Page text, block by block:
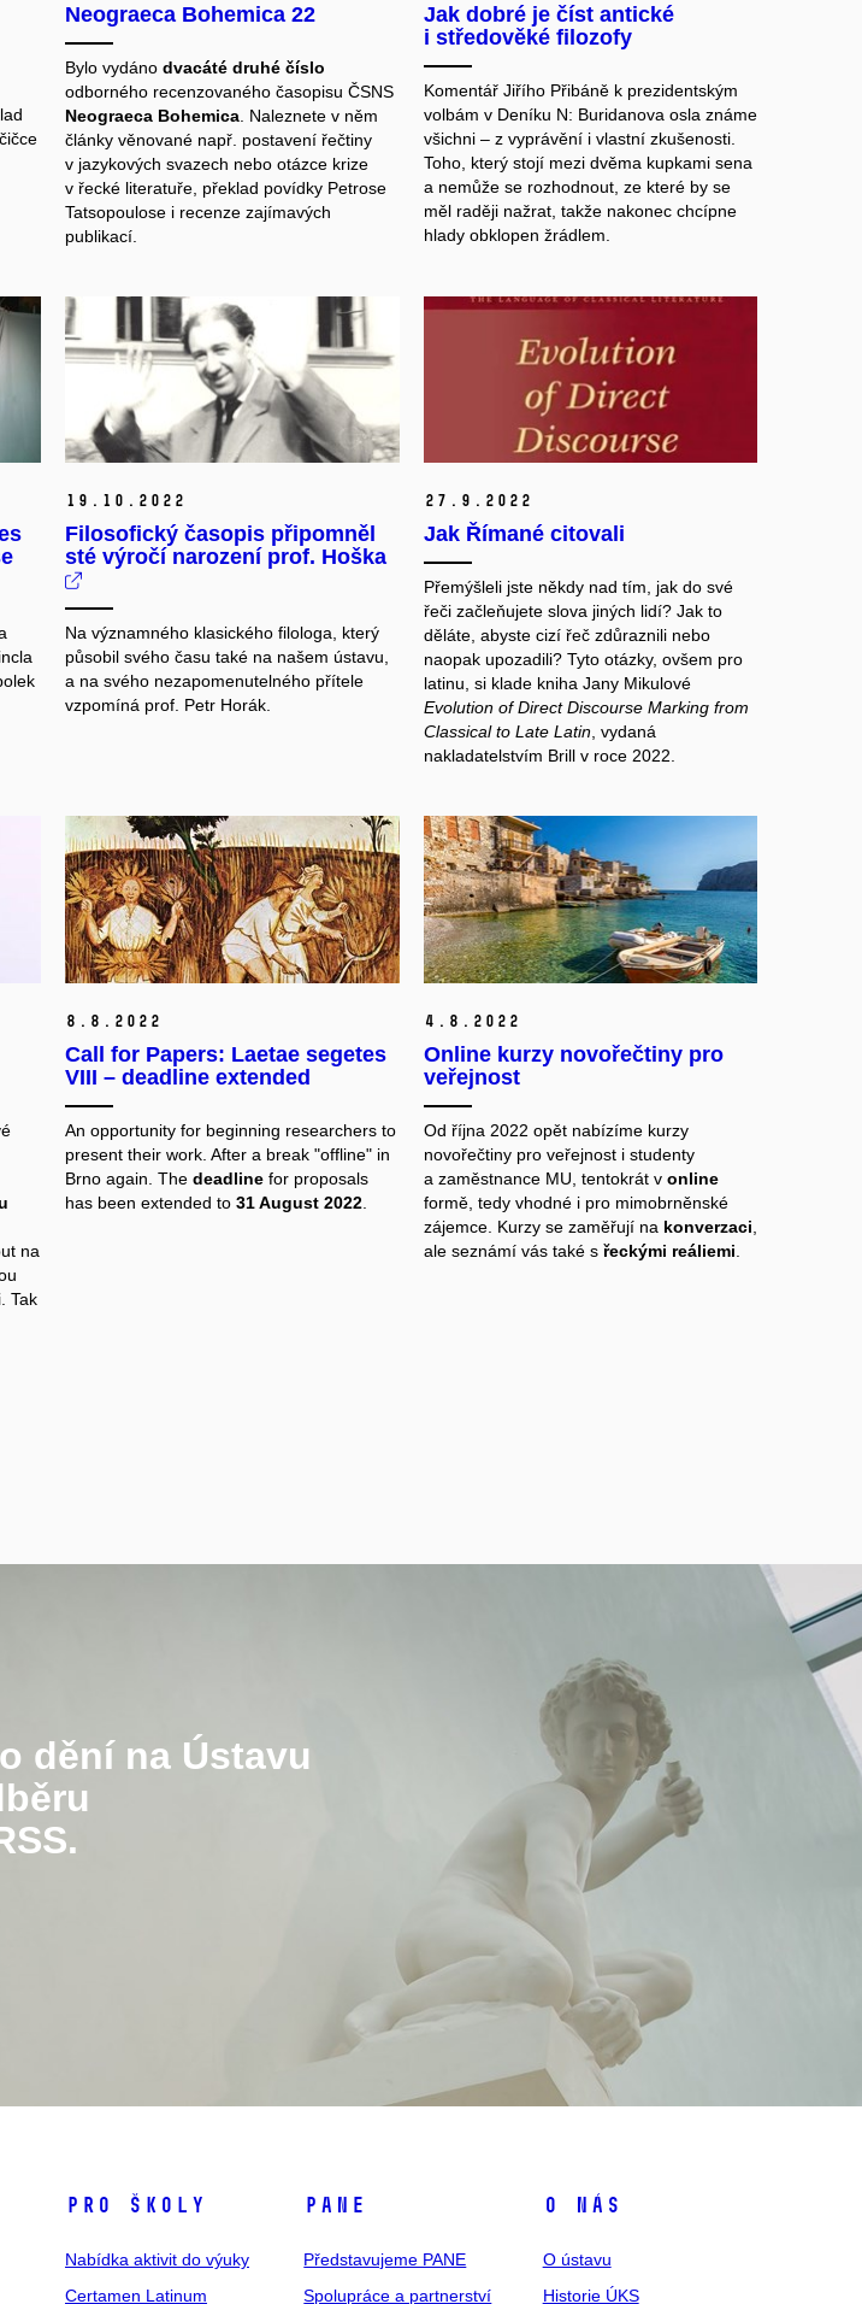
Neograeca Bohemica 22
Bylo vydáno dvacáté druhé číslo
odborného recenzovaného časopisu ČSNS
Neograeca Bohemica . Naleznete v něm
články věnované např. postavení řečtiny
v jazykových svazech nebo otázce krize
v řecké literatuře, překlad povídky Petrose
Tatsopoulose i recenze zajímavých
publikací.
Jak dobré je číst antické
i středověké filozofy
Komentář Jiřího Přibáně k prezidentským
volbám v Deníku N: Buridanova osla známe
všichni – z vyprávění i vlastní zkušenosti.
Toho, který stojí mezi dvěma kupkami sena
a nemůže se rozhodnout, ze které by se
měl raději nažrat, takže nakonec chcípne
hlady obklopen žrádlem.
19. 10. 2022
Filosofický časopis připomněl
sté výročí narození prof. Hoška
Na významného klasického filologa, který
působil svého času také na našem ústavu,
a na svého nezapomenutelného přítele
vzpomíná prof. Petr Horák.
27. 9. 2022
Jak Římané citovali
Přemýšleli jste někdy nad tím, jak do své
řeči začleňujete slova jiných lidí? Jak to
děláte, abyste cizí řeč zdůraznili nebo
naopak upozadili? Tyto otázky, ovšem pro
latinu, si klade kniha Jany Mikulové
Evolution of Direct Discourse Marking from
Classical to Late Latin, vydaná
nakladatelstvím Brill v roce 2022.
na
Tak
8. 8. 2022
Call for Papers: Laetae segetes
VIII – deadline extended
An opportunity for beginning researchers to
present their work. After a break "offline" in
Brno again. The deadline for proposals
has been extended to 31 August 2022
4. 8. 2022
Online kurzy novořečtiny pro
veřejnost
Od října 2022 opět nabízíme kurzy
novořečtiny pro veřejnost i studenty
a zaměstnance MU, tentokrát v online
formě, tedy vhodné i pro mimobrněnské
zájemce. Kurzy se zaměřují na konverzaci
ale seznámí vás také s řeckými reáliemi
dění na Ústavu
Pro školy
Nabídka aktivit do výuky
Certamen Latinum
PANE
Představujeme PANE
Spolupráce a partnerství
O nás
O ústavu
Historie ÚKS